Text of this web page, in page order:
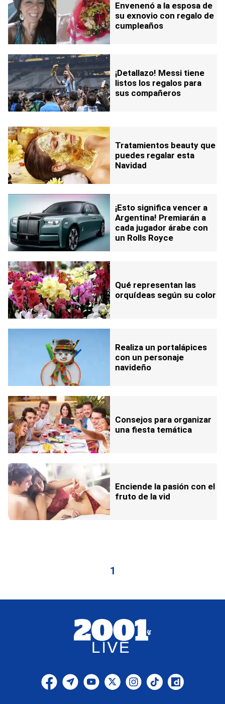
Envenenó a la esposa de
su exnovio con regalo de
cumpleaños
¡Detallazo! Messi tiene
listos los regalos para
sus compañeros
Tratamientos beauty que
puedes regalar esta
Navidad
¡Esto significa vencer a
Argentina! Premiarán a
cada jugador árabe con
un Rolls Royce
Qué representan las
orquídeas según su color
Realiza un portalápices
con un personaje
navideño
Consejos para organizar
una fiesta temática
Enciende la pasión con el
fruto de la vid
1